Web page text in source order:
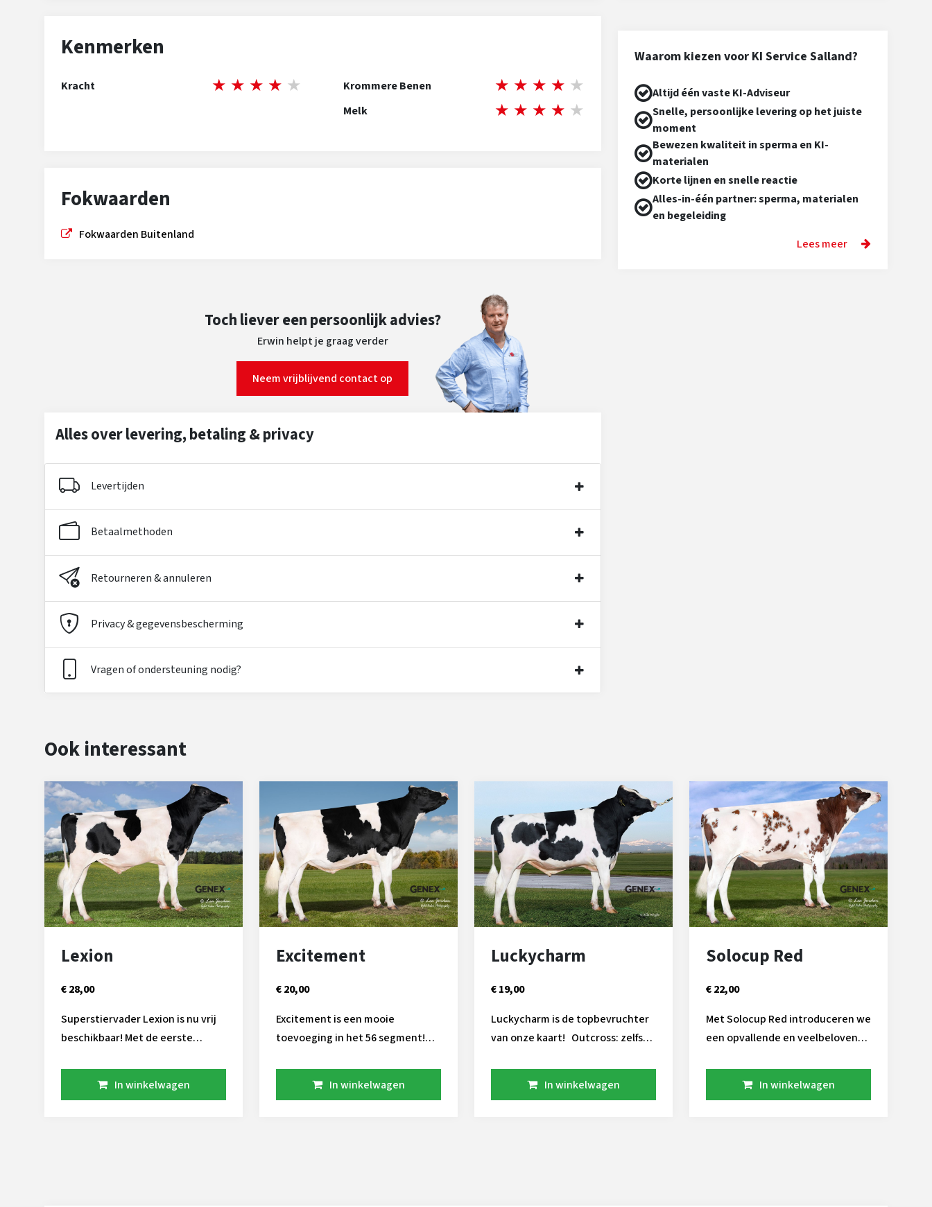
Kenmerken
Kracht ★ ★ ★ ★ ★ Krommere Benen ★ ★ ★ ★ ★
Melk ★ ★ ★ ★ ★
Fokwaarden
Fokwaarden Buitenland
Toch liever een persoonlijk advies?
Erwin helpt je graag verder
Neem vrijblijvend contact op
Alles over levering, betaling & privacy
Levertijden
Betaalmethoden
Retourneren & annuleren
Privacy & gegevensbescherming
Vragen of ondersteuning nodig?
Waarom kiezen voor KI Service Salland?
Altijd één vaste KI-Adviseur
Snelle, persoonlijke levering op het juiste
moment
Bewezen kwaliteit in sperma en KI-
materialen
Korte lijnen en snelle reactie
Alles-in-één partner: sperma, materialen
en begeleiding
Lees meer
Ook interessant
Lexion
€ 28,00
Superstiervader Lexion is nu vrij
beschikbaar! Met de eerste
fokkracht. De zoon van de
In winkelwagen
Excitement
€ 20,00
Excitement is een mooie
toevoeging in het 56 segment!
goede levensduur in combinatie
In winkelwagen
Luckycharm
€ 19,00
Luckycharm is de topbevruchter
van onze kaart! Outcross: zelfs
In winkelwagen
Solocup Red
€ 22,00
Met Solocup Red introduceren we
een opvallende en veelbelovende
en combineert bloedlijnen van de
In winkelwagen